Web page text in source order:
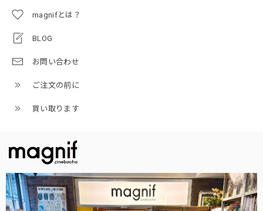
magnifとは？
BLOG
お問い合わせ
ご注文の前に
買い取ります